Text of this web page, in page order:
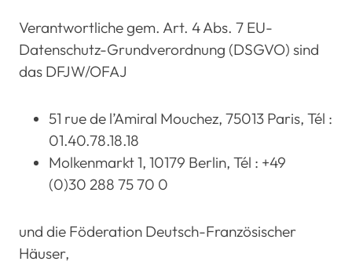
Verantwortliche gem. Art. 4 Abs. 7 EU-
Datenschutz-Grundverordnung (DSGVO) sind
das DFJW/OFAJ
51 rue de l’Amiral Mouchez, 75013 Paris, Tél :
01.40.78.18.18
Molkenmarkt 1, 10179 Berlin, Tél : +49
(0)30 288 75 70 0
und die Föderation Deutsch-Französischer
Häuser,